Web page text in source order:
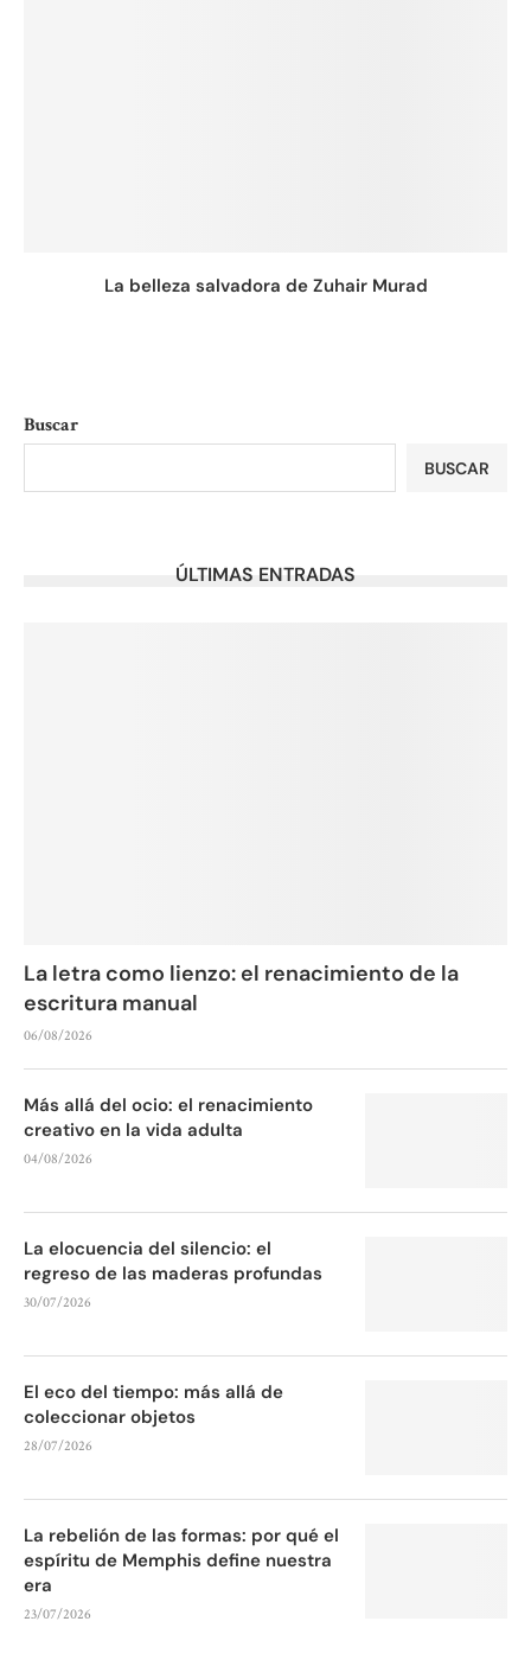
La belleza salvadora de Zuhair Murad
Buscar
BUSCAR
ÚLTIMAS ENTRADAS
La letra como lienzo: el renacimiento de la
escritura manual
06/08/2026
Más allá del ocio: el renacimiento
creativo en la vida adulta
04/08/2026
La elocuencia del silencio: el
regreso de las maderas profundas
30/07/2026
El eco del tiempo: más allá de
coleccionar objetos
28/07/2026
La rebelión de las formas: por qué el
espíritu de Memphis define nuestra
era
23/07/2026